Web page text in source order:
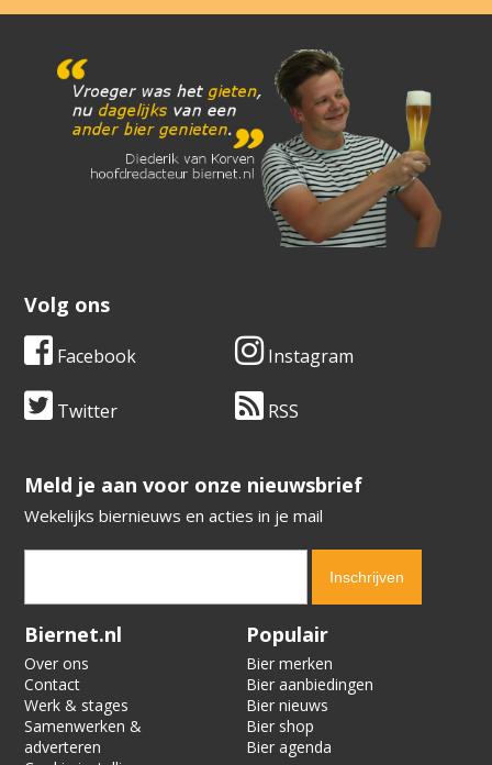
Volg ons
Facebook Instagram
Twitter RSS
​​​​​​​Meld je aan voor onze nieuwsbrief
Wekelijks biernieuws en acties in je mail
Verification code:
Biernet.nl
Over ons
Contact
Werk & stages
Samenwerken &
adverteren
Populair
Bier merken
Bier aanbiedingen
Bier nieuws
Bier shop
Bier agenda